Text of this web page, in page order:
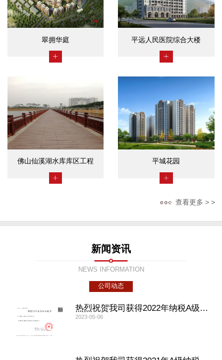
翠拥华庭 平远人民医院综合大楼
佛山仙溪湖水库库区工程 平城花园
查看更多 > >
新闻资讯
NEWS INFORMATION
公司动态
热烈祝贺我司获得2022年纳税A级荣誉
2023-05-06